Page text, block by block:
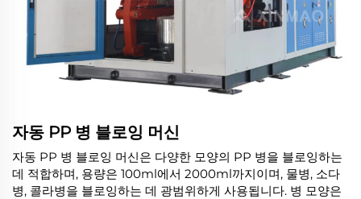
자동 PP 병 블로잉 머신
자동 PP 병 블로잉 머신은 다양한 모양의 PP 병을 블로잉하는
데 적합하며, 용량은 100ml에서 2000ml까지이며, 물병, 소다
병, 콜라병을 블로잉하는 데 광범위하게 사용됩니다. 병 모양은